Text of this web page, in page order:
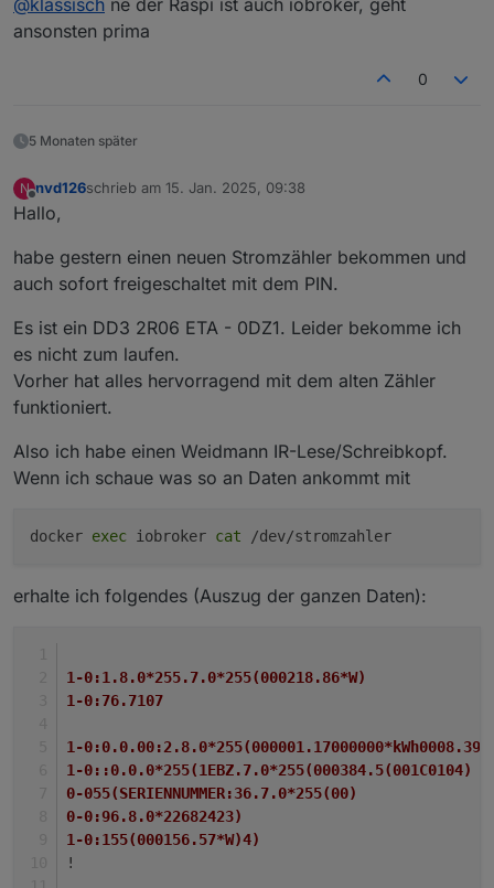
und fahre den Adapter über TCP ohne USB und alles
unter Win. Funktioniert Rocksolid.
ansonsten prima
0
5 Monaten später
N
Offline
nvd126schrieb am 15. Jan. 2025, 09:38
zuletzt editiert von
Hallo,
habe gestern einen neuen Stromzähler bekommen und
auch sofort freigeschaltet mit dem PIN.
Es ist ein DD3 2R06 ETA - 0DZ1. Leider bekomme ich
es nicht zum laufen.
Vorher hat alles hervorragend mit dem alten Zähler
funktioniert.
Also ich habe einen Weidmann IR-Lese/Schreibkopf.
Wenn ich schaue was so an Daten ankommt mit
docker exec iobroker cat /dev/stromzahler
erhalte ich folgendes (Auszug der ganzen Daten):
1-0:1.8.0*255.7.0*255(000218.86*W)
1-0:76.7107
1-
1-0::0.0.0*255(1EBZ.7.0*255(000384.5(001C0104)
0-055(SERIENNUMMER:36.7.0*255(00)
0-0:96.8.0*22682423)
1-0:155(000156.57*W)4)
!